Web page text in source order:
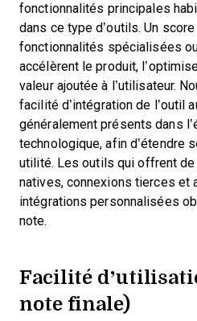
fonctionnalités principales
dans ce type d’outils. Un
fonctionnalités spécialisées
accélèrent le produit,
valeur ajoutée à l’utilisateur.
facilité d’intégration de l’outil
généralement présents dans
technologique, afin d’étendre
utilité. Les outils qui offrent
natives, connexions tierces et
intégrations personnalisées
note.
Facilité
note finale)